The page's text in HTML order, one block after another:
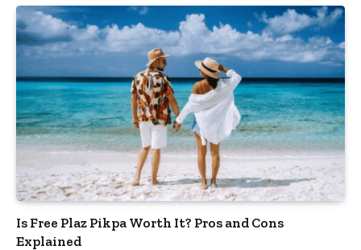
Is Free Plaz Pikpa Worth It? Pros and Cons
Explained